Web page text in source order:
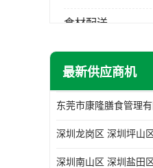
食材配送
最新供应商机